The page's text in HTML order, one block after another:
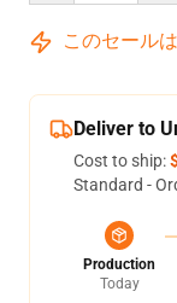
このセール
Deliver to
Cost to ship:
Standard -
Production
Today